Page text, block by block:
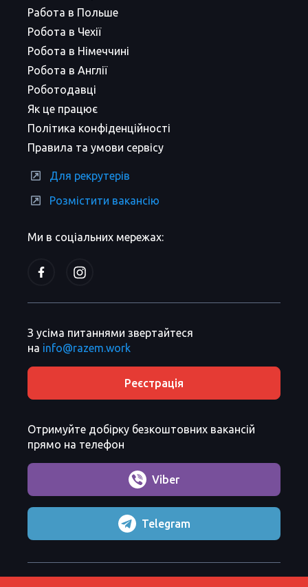
Ми в соціальних мережах:
Работа в Польше
Робота в Чехії
Робота в Німеччині
Робота в Англії
Роботодавці
Як це працює
Політика конфіденційності
Правила та умови сервісу
Для рекрутерів
Розмістити вакансію
З усіма питаннями звертайтеся
на info@razem.work
Реєстрація
Отримуйте добірку безкоштовних вакансій
прямо на телефон
Viber
Telegram